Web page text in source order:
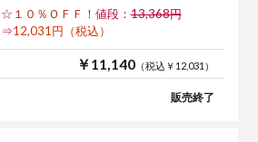
☆１０％ＯＦＦ！ 値段：13,368円
⇒12,031円（税込）
￥11,140（税込￥12,031）
販売終了